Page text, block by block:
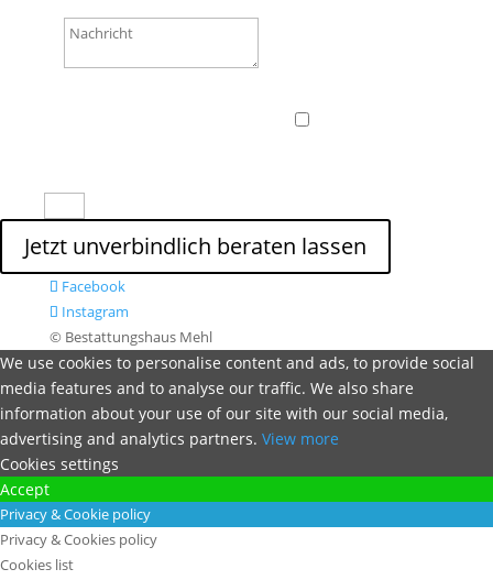
Jetzt unverbindlich beraten lassen
Facebook
Instagram
© Bestattungshaus Mehl
We use cookies to personalise content and ads, to provide social
media features and to analyse our traffic. We also share
information about your use of our site with our social media,
advertising and analytics partners. View more
Cookies settings
Accept
Privacy & Cookie policy
Privacy & Cookies policy
Cookies list